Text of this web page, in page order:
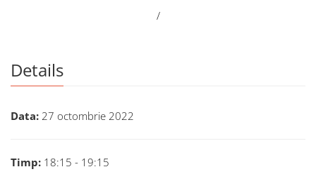
/
Details
Data: 27 octombrie 2022
Timp: 18:15 - 19:15